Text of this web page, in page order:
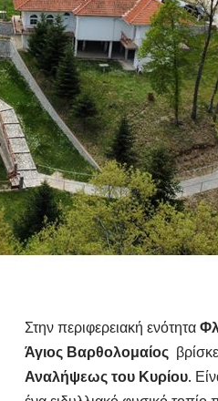
Στην περιφερειακή ενότητα
Άγιος Βαρθολομαίος
Αναλήψεως του Κυρίου.